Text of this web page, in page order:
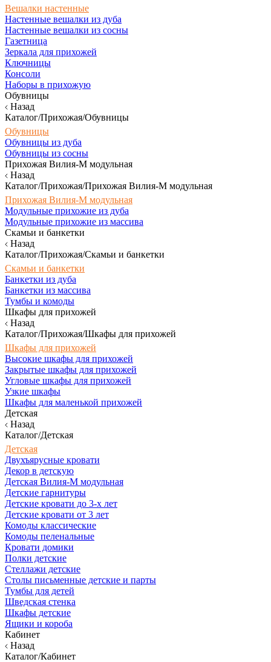
Вешалки настенные
Настенные вешалки из дуба
Настенные вешалки из сосны
Газетница
Зеркала для прихожей
Ключницы
Консоли
Наборы в прихожую
Обувницы
Назад
Каталог/Прихожая/Обувницы
Обувницы
Обувницы из дуба
Обувницы из сосны
Прихожая Вилия-М модульная
Назад
Каталог/Прихожая/Прихожая Вилия-М модульная
Прихожая Вилия-М модульная
Модульные прихожие из дуба
Модульные прихожие из массива
Скамьи и банкетки
Назад
Каталог/Прихожая/Скамьи и банкетки
Скамьи и банкетки
Банкетки из дуба
Банкетки из массива
Тумбы и комоды
Шкафы для прихожей
Назад
Каталог/Прихожая/Шкафы для прихожей
Шкафы для прихожей
Высокие шкафы для прихожей
Закрытые шкафы для прихожей
Угловые шкафы для прихожей
Узкие шкафы
Шкафы для маленькой прихожей
Детская
Назад
Каталог/Детская
Детская
Двухъярусные кровати
Декор в детскую
Детская Вилия-М модульная
Детские гарнитуры
Детские кровати до 3-х лет
Детские кровати от 3 лет
Комоды классические
Комоды пеленальные
Кровати домики
Полки детские
Стеллажи детские
Столы письменные детские и парты
Тумбы для детей
Шведская стенка
Шкафы детские
Ящики и короба
Кабинет
Назад
Каталог/Кабинет